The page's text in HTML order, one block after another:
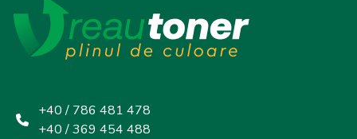
+40 / 786 481 478
+40 / 369 454 488